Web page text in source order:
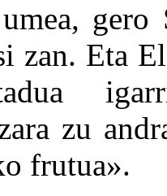
zan. Eta
zu
frutua».